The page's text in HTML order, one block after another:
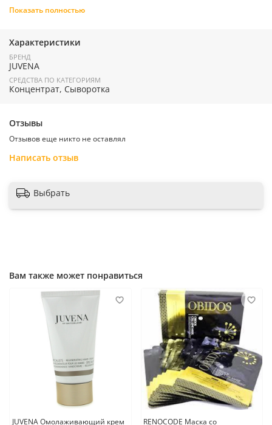
идеальную микросреду для формирования здоровых клеток и
Преимущества:
Стимулирует процессы обновления кожи и ощутимо
улучшает ее качество.
Интенсивно разглаживает неровности покрова и
Идеально сочетается с любым другим уходом, дополняя и
Не содержит отдушек, подходит для чувствительной кожи.
Способ применения
Страна производитель:
Показать полностью
Характеристики
БРЕНД
JUVENA
СРЕДСТВА ПО КАТЕГОРИЯМ
Концентрат, Сыворотка
Отзывы
Отзывов еще никто не оставлял
Написать отзыв
Выбрать
Вам также может понравиться
JUVENA Омолаживающий крем
RENOCODE Маска со